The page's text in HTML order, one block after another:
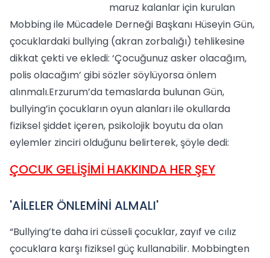
maruz kalanlar için kurulan
Mobbing ile Mücadele Derneği Başkanı Hüseyin Gün,
çocuklardaki bullying (akran zorbalığı) tehlikesine
dikkat çekti ve ekledi: ‘Çocuğunuz asker olacağım,
polis olacağım’ gibi sözler söylüyorsa önlem
alınmalı.Erzurum’da temaslarda bulunan Gün,
bullying’in çocukların oyun alanları ile okullarda
fiziksel şiddet içeren, psikolojik boyutu da olan
eylemler zinciri olduğunu belirterek, şöyle dedi:
ÇOCUK GELİŞİMİ HAKKINDA HER ŞEY
'AİLELER ÖNLEMİNİ ALMALI'
“Bullying’te daha iri cüsseli çocuklar, zayıf ve cılız
çocuklara karşı fiziksel güç kullanabilir. Mobbingten